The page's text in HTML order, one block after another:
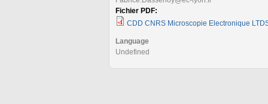
Fichier PDF:
CDD CNRS Microscopie Electronique
Language
Undefined